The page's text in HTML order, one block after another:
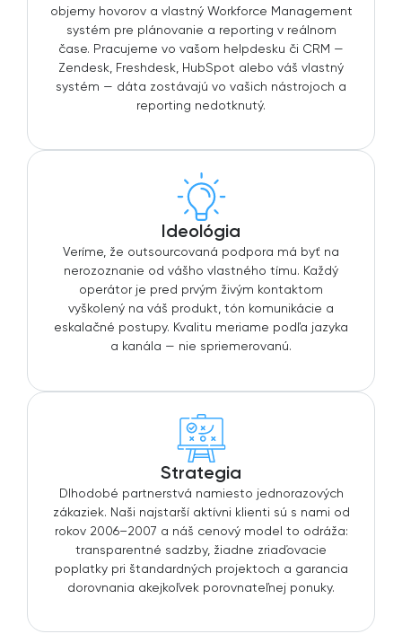
objemy hovorov a vlastný Workforce Management
systém pre plánovanie a reporting v reálnom
čase. Pracujeme vo vašom helpdesku či CRM —
Zendesk, Freshdesk, HubSpot alebo váš vlastný
systém — dáta zostávajú vo vašich nástrojoch a
reporting nedotknutý.
Ideológia
Veríme, že outsourcovaná podpora má byť na
nerozoznanie od vášho vlastného tímu. Každý
operátor je pred prvým živým kontaktom
vyškolený na váš produkt, tón komunikácie a
eskalačné postupy. Kvalitu meriame podľa jazyka
a kanála — nie spriemerovanú.
Strategia
Dlhodobé partnerstvá namiesto jednorazových
zákaziek. Naši najstarší aktívni klienti sú s nami od
rokov 2006–2007 a náš cenový model to odráža:
transparentné sadzby, žiadne zriaďovacie
poplatky pri štandardných projektoch a garancia
dorovnania akejkoľvek porovnateľnej ponuky.